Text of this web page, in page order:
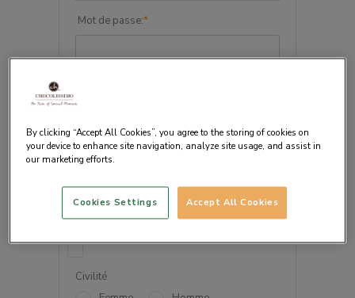
Mot de passe:*
PERSONNELLES
Civilité
By clicking “Accept All Cookies”, you agree to the storing of cookies on
your device to enhance site navigation, analyze site usage, and assist in
our marketing efforts.
Accept All Cookies
Cookies Settings